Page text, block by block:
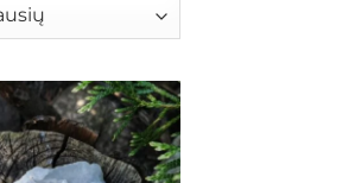
Mėgstamiausias